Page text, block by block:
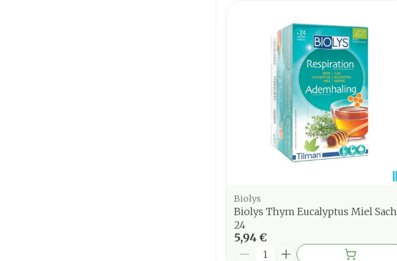
Biolys
Biolys Thym Eucalyptus Miel Sach
24
5,94 €
Quantité